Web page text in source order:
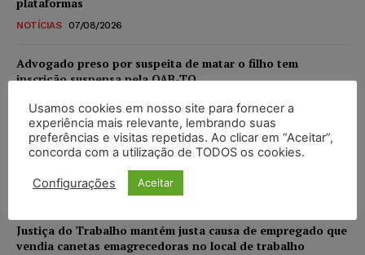
NOTÍCIAS 07/08/2026
Advogado preso por suspeita de matar o filho tem
inscrição suspensa pela OAB-TO
NOTÍCIAS 07/08/2026
STF amplia isenção de IBS e CBS na compra de veículos
novos para pessoas com deficiência e autistas de todos os
DIREITO TRIBUTÁRIO
Justiça do Trabalho mantém justa causa de empregado que
vendia canetas emagrecedoras no local de trabalho
Usamos cookies em nosso site para fornecer a
experiência mais relevante, lembrando suas
preferências e visitas repetidas. Ao clicar em “Aceitar”,
concorda com a utilização de TODOS os cookies.
Configurações Aceitar